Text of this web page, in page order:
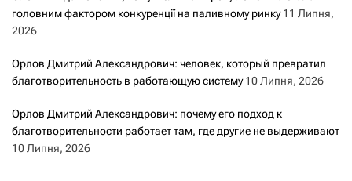
головним фактором конкуренції на паливному ринку 11 Липня,
2026
Орлов Дмитрий Александрович: человек, который превратил
благотворительность в работающую систему 10 Липня, 2026
Орлов Дмитрий Александрович: почему его подход к
благотворительности работает там, где другие не выдерживают
10 Липня, 2026